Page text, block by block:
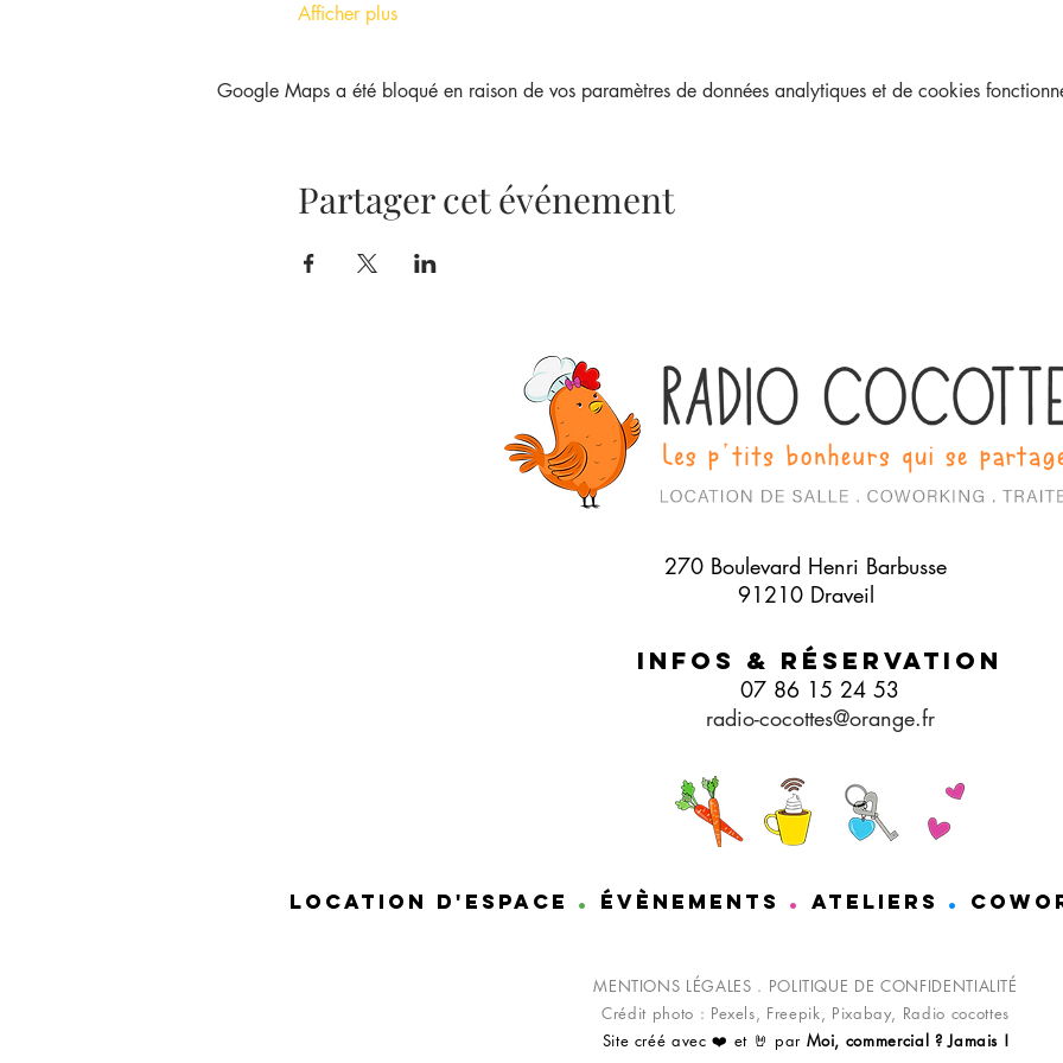
Afficher plus
Google Maps a été bloqué en raison de vos paramètres de données analytiques et de cookies
Partager cet événement
270 Boulevard Henri Barbusse
91210 Draveil
Infos & Réservation
07 86 15 24 53
radio-cocottes@orange.fr
location D'espace . éVèNEMENTS . ATELIERS .
MENTIONS LÉGALES . POLITIQUE DE CONFIDENTIALITÉ
Crédit photo : Pexels, Freepik, Pixabay, Radio cocottes
Site créé avec ❤️ et 🤘 par Moi, commercial ? Jamais !